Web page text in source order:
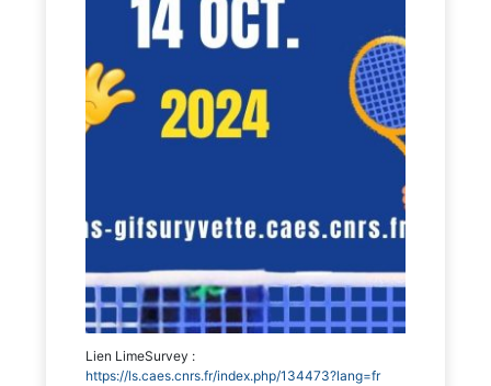
Lien LimeSurvey :
https://ls.caes.cnrs.fr/index.php/134473?lang=fr